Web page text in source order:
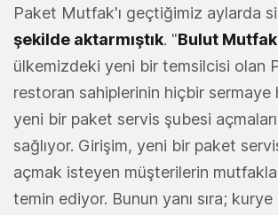
Paket Mutfak'ı geçtiğimiz aylarda
şekilde aktarmıştık. "Bulut Mutfak
ülkemizdeki yeni bir temsilcisi olan
restoran sahiplerinin hiçbir sermaye
yeni bir paket servis şubesi
sağlıyor. Girişim, yeni bir paket
açmak isteyen müşterilerin
temin ediyor. Bunun yanı sıra;